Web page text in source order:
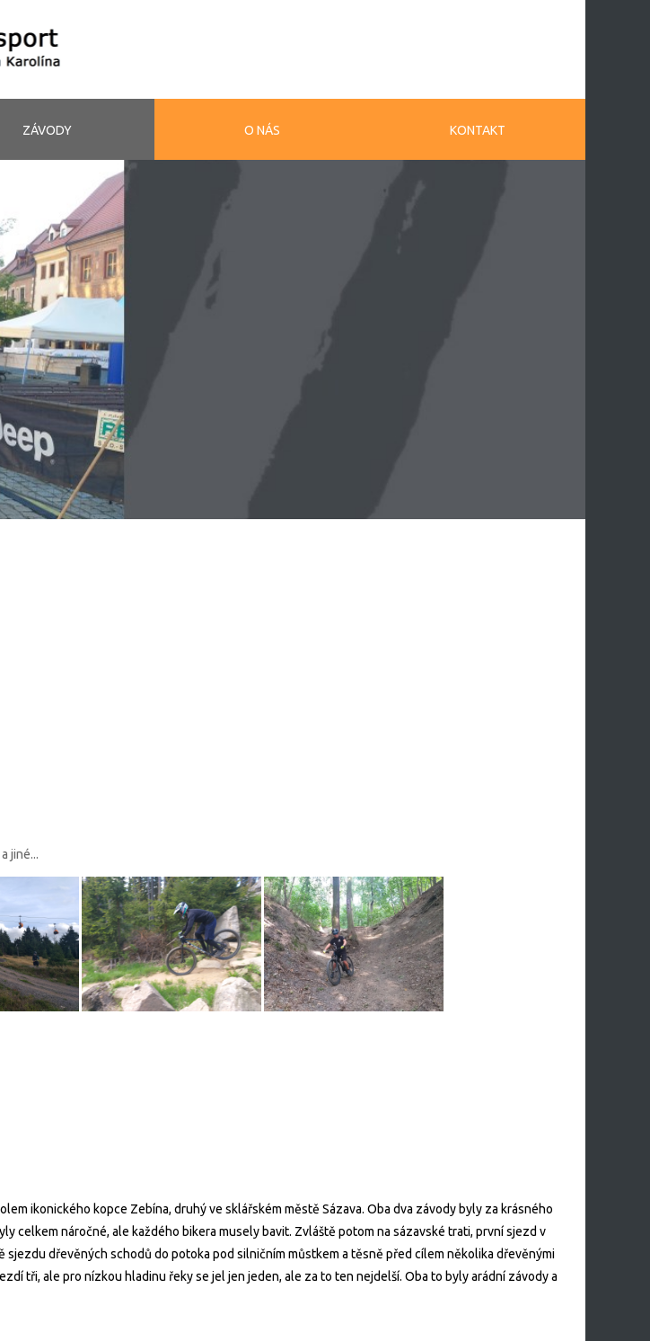
ZÁVODY O NÁS KONTAKT
jiné...
ikonického kopce Zebína, druhý ve sklářském městě Sázava. Oba dva závody byly za krásného
celkem náročné, ale každého bikera musely bavit. Zvláště potom na sázavské trati, první sjezd v
dřevěných schodů do potoka pod silničním můstkem a těsně před cílem několika dřevěnými
tři, ale pro nízkou hladinu řeky se jel jen jeden, ale za to ten nejdelší. Oba to byly arádní závody a